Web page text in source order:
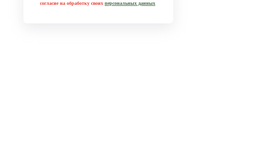
согласие на обработку своих персональных данных